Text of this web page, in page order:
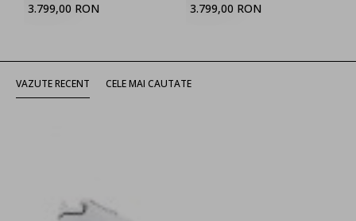
3.799,00 RON 3.799,00 RON
VAZUTE RECENT CELE MAI CAUTATE